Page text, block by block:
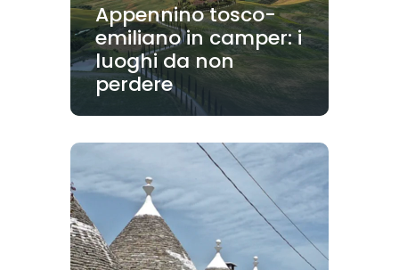
Appennino tosco-
emiliano in camper: i
luoghi da non
perdere